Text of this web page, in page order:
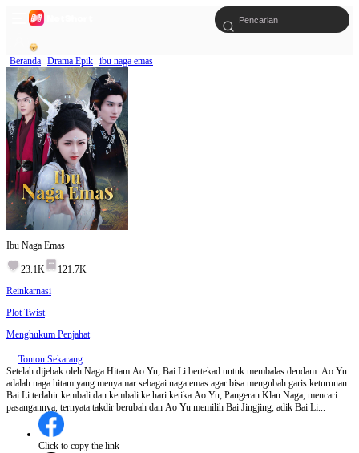
Beranda Drama Epik ibu naga emas
Ibu Naga Emas
23.1K
121.7K
Reinkarnasi
Plot Twist
Menghukum Penjahat
Tonton Sekarang
Setelah dijebak oleh Naga Hitam Ao Yu, Bai Li bertekad untuk membalas dendam. Ao Yu
adalah naga hitam yang menyamar sebagai naga emas agar bisa mengubah garis keturunan.
Bai Li terlahir kembali dan kembali ke hari ketika Ao Yu, Pangeran Klan Naga, mencari
pasangannya, ternyata takdir berubah dan Ao Yu memilih Bai Jingjing, adik Bai Li...
Click to copy the link